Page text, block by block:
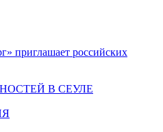
приглашает российских
В СЕУЛЕ